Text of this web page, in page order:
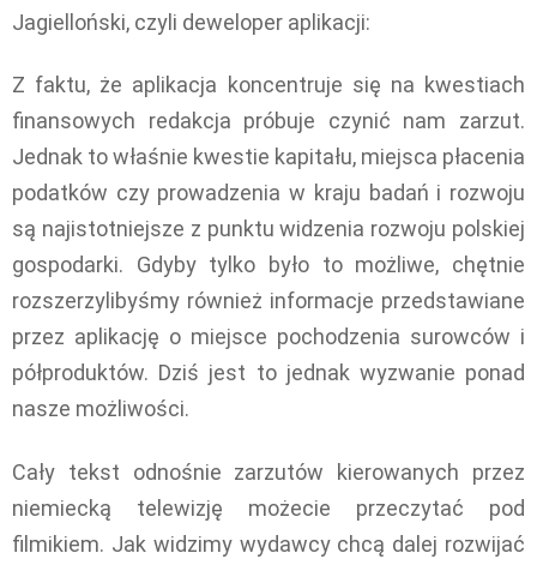
Jagielloński, czyli deweloper aplikacji:
Z faktu, że aplikacja koncentruje się na kwestiach
finansowych redakcja próbuje czynić nam zarzut.
Jednak to właśnie kwestie kapitału, miejsca płacenia
podatków czy prowadzenia w kraju badań i rozwoju
są najistotniejsze z punktu widzenia rozwoju polskiej
gospodarki. Gdyby tylko było to możliwe, chętnie
rozszerzylibyśmy również informacje przedstawiane
przez aplikację o miejsce pochodzenia surowców i
półproduktów. Dziś jest to jednak wyzwanie ponad
nasze możliwości.
Cały tekst odnośnie zarzutów kierowanych przez
niemiecką telewizję możecie przeczytać pod
filmikiem. Jak widzimy wydawcy chcą dalej rozwijać